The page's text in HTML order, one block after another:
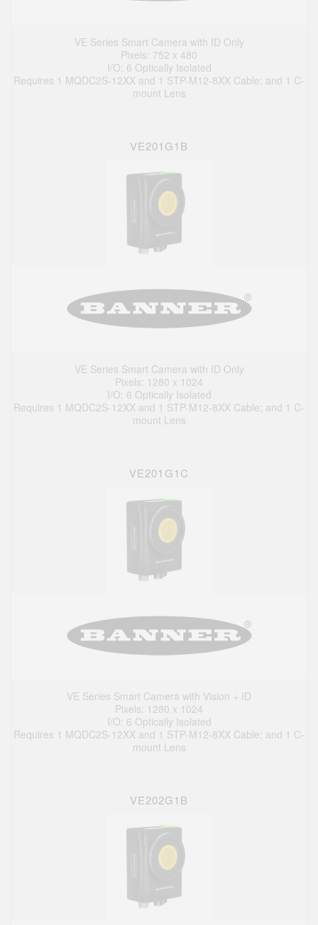
VE Series Smart Camera with ID Only
Pixels: 752 x 480
I/O: 6 Optically Isolated
Requires 1 MQDC2S-12XX and 1 STP-M12-8XX Cable; and 1 C-
mount Lens
VE201G1B
VE Series Smart Camera with ID Only
Pixels: 1280 x 1024
I/O: 6 Optically Isolated
Requires 1 MQDC2S-12XX and 1 STP-M12-8XX Cable; and 1 C-
mount Lens
VE201G1C
VE Series Smart Camera with Vision + ID
Pixels: 1280 x 1024
I/O: 6 Optically Isolated
Requires 1 MQDC2S-12XX and 1 STP-M12-8XX Cable; and 1 C-
mount Lens
VE202G1B